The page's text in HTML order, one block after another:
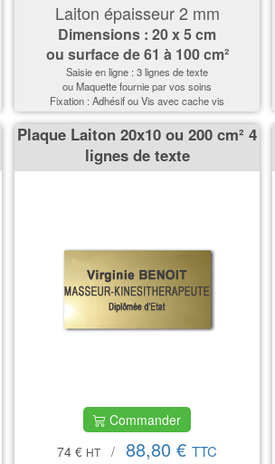
Laiton épaisseur 2 mm
Dimensions : 20 x 5 cm
ou surface de61 à 100 cm²
Saisie en ligne : 3 lignes de texte
ou Maquette fournie par vos soins
Fixation : Adhésif ou Vis avec cache vis
Plaque Laiton 20x10 ou 200 cm² 4
lignes de texte
Commander
74 € HT / 88,80 € TTC